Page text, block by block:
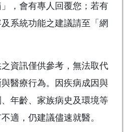
，會有專人回覆您；若有
系統功能之建議請至「網
資訊僅供參考，無法取代
醫療行為。因疾病成因與
年齡、家族病史及環境等
適，仍建議儘速就醫。